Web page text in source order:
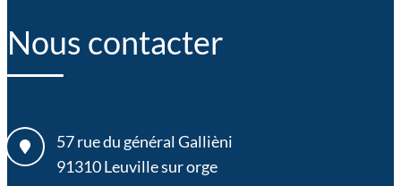
Nous contacter
57 rue du général Gallièni
91310Leuville sur orge